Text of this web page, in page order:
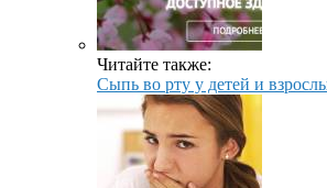
Читайте также:
Сыпь во рту у детей и